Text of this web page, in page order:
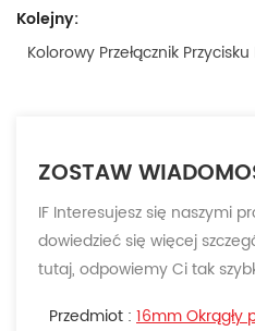
Kolejny:
Kolorowy Przełącznik
ZOSTAW
IF Interesujesz się naszymi
dowiedzieć się więcej
tutaj, odpowiemy Ci tak
Przedmiot : 16mm Okrągły